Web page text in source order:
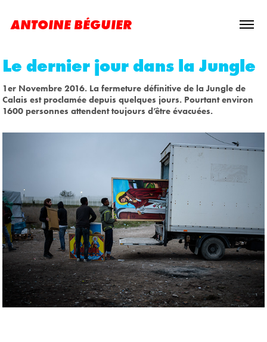
ANTOINE BÉGUIER
Le dernier jour dans la Jungle
1er Novembre 2016. La fermeture définitive de la Jungle de
Calais est proclamée depuis quelques jours. Pourtant environ
1600 personnes attendent toujours d’être évacuées.​